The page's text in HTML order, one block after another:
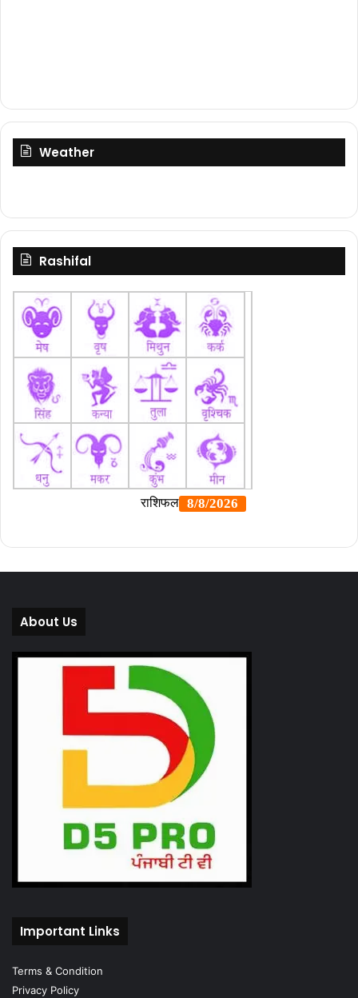
Weather
Rashifal
About Us
Important Links
Terms & Condition
Privacy Policy